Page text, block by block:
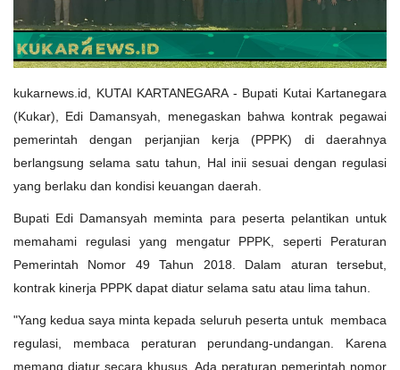
kukarnews.id, KUTAI KARTANEGARA - Bupati Kutai Kartanegara
(Kukar), Edi Damansyah, menegaskan bahwa kontrak pegawai
pemerintah dengan perjanjian kerja (PPPK) di daerahnya
berlangsung selama satu tahun, Hal inii sesuai dengan regulasi
yang berlaku dan kondisi keuangan daerah.
Bupati Edi Damansyah meminta para peserta pelantikan untuk
memahami regulasi yang mengatur PPPK, seperti Peraturan
Pemerintah Nomor 49 Tahun 2018. Dalam aturan tersebut,
kontrak kinerja PPPK dapat diatur selama satu atau lima tahun.
"Yang kedua saya minta kepada seluruh peserta untuk membaca
regulasi, membaca peraturan perundang-undangan. Karena
memang diatur secara khusus. Ada peraturan pemerintah nomor